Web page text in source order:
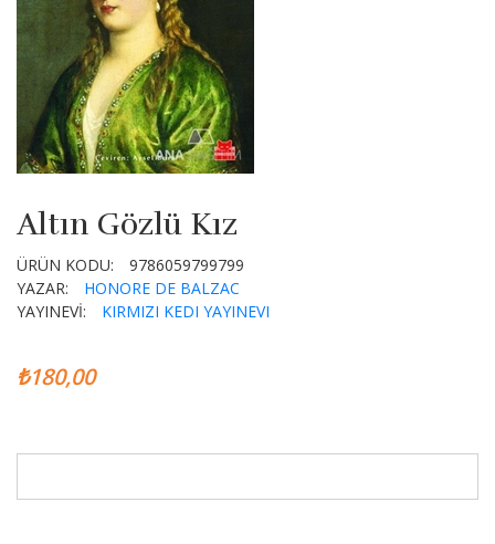
Altın Gözlü Kız
ÜRÜN KODU:
9786059799799
YAZAR:
HONORE DE BALZAC
YAYINEVİ:
KIRMIZI KEDI YAYINEVI
₺180,00